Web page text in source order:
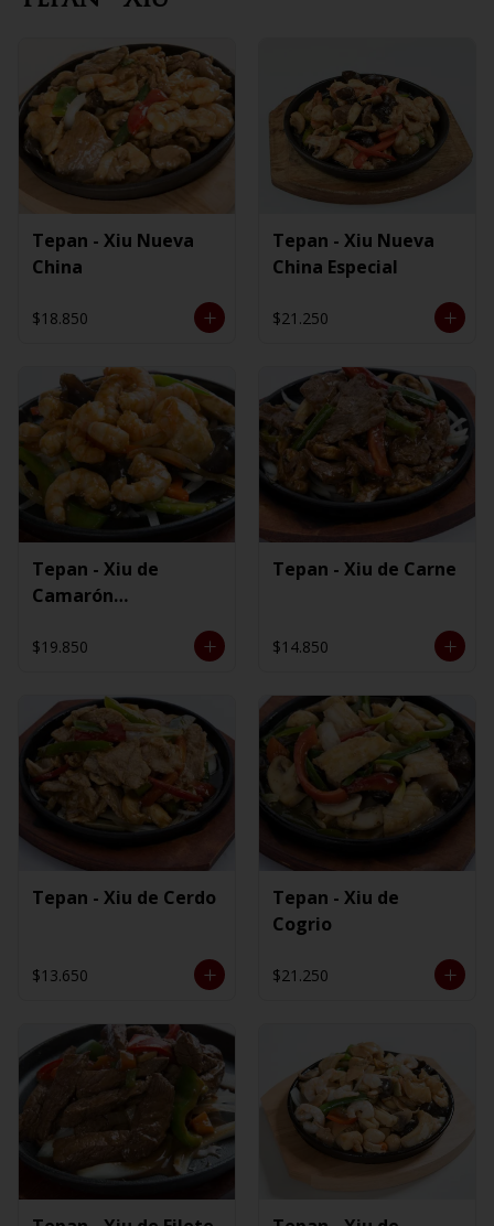
Tepan - Xiu Nueva
China
$18.850
Tepan - Xiu Nueva
China Especial
$21.250
Tepan - Xiu de
Camarón
$19.850
Tepan - Xiu de Carne
$14.850
Tepan - Xiu de Cerdo
$13.650
Tepan - Xiu de
Cogrio
$21.250